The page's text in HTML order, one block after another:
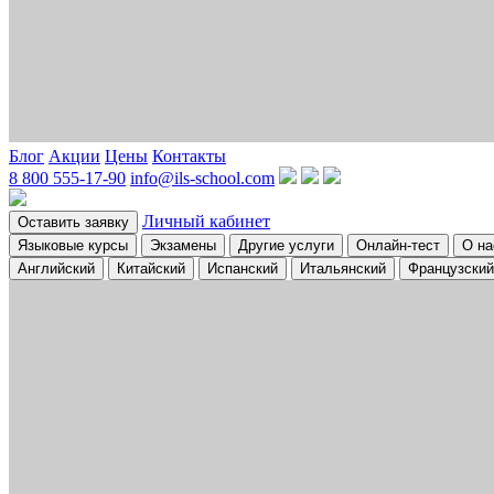
Блог Акции Цены Контакты
8 800 555-17-90 info@ils-school.com
Оставить заявку Личный кабинет
Языковые курсы Экзамены Другие услуги Онлайн-тест
О
Английский
Китайский Испанский Итальянский Французский